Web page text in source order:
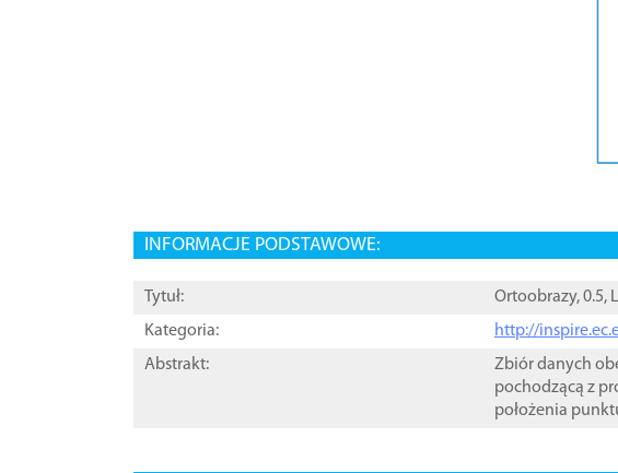
INFORMACJE PODSTAWOWE:
Tytuł:
Ortoobrazy, 0.5,
Kategoria:
http://
Abstrakt:
Zbiór danych
pochodzącą z
położenia